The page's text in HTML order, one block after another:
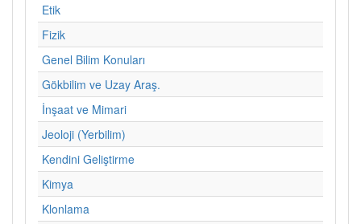
Etik
Fizik
Genel Bilim Konuları
Gökbilim ve Uzay Araş.
İnşaat ve Mimari
Jeoloji (Yerbilim)
Kendini Geliştirme
Kimya
Klonlama